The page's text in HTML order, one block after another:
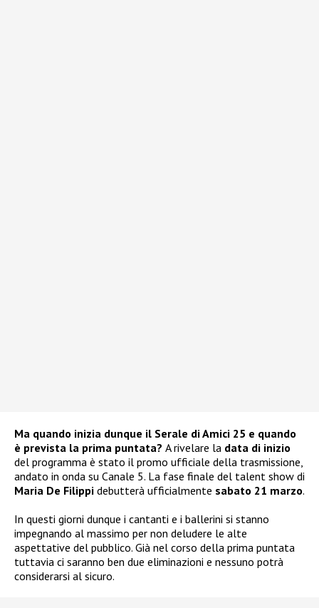
Ma quando inizia dunque il Serale di Amici 25 e quando
è prevista la prima puntata? A rivelare la data di inizio
del programma è stato il promo ufficiale della trasmissione,
andato in onda su Canale 5. La fase finale del talent show di
Maria De Filippi debutterà ufficialmente sabato 21 marzo.
In questi giorni dunque i cantanti e i ballerini si stanno
impegnando al massimo per non deludere le alte
aspettative del pubblico. Già nel corso della prima puntata
tuttavia ci saranno ben due eliminazioni e nessuno potrà
considerarsi al sicuro.